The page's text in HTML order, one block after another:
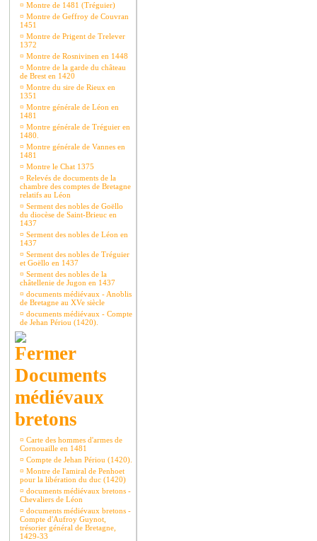
¤ Montre de 1481 (Tréguier)
¤ Montre de Geffroy de Couvran
1451
¤ Montre de Prigent de Trelever
1372
¤ Montre de Rosnivinen en 1448
¤ Montre de la garde du château
de Brest en 1420
¤ Montre du sire de Rieux en
1351
¤ Montre générale de Léon en
1481
¤ Montre générale de Tréguier en
1480.
¤ Montre générale de Vannes en
1481
¤ Montre le Chat 1375
¤ Relevés de documents de la
chambre des comptes de Bretagne
relatifs au Léon
¤ Serment des nobles de Goëllo
du diocèse de Saint-Brieuc en
1437
¤ Serment des nobles de Léon en
1437
¤ Serment des nobles de Tréguier
et Goëllo en 1437
¤ Serment des nobles de la
châtellenie de Jugon en 1437
¤ documents médiévaux - Anoblis
de Bretagne au XVe siècle
¤ documents médiévaux - Compte
de Jehan Périou (1420).
Documents
médiévaux
bretons
¤ Carte des hommes d'armes de
Cornouaille en 1481
¤ Compte de Jehan Périou (1420).
¤ Montre de l'amiral de Penhoet
pour la libération du duc (1420)
¤ documents médiévaux bretons -
Chevaliers de Léon
¤ documents médiévaux bretons -
Compte d'Aufroy Guynot,
trésorier général de Bretagne,
1429-33